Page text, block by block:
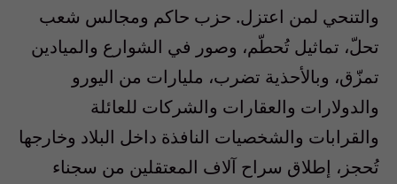
والتنحي لمن اعتزل. حزب حاكم ومجالس شعب
تحلّ، تماثيل تُحطّم، وصور في الشوارع والميادين
تمزّق، وبالأحذية تضرب، مليارات من اليورو
والدولارات والعقارات والشركات للعائلة
والقرابات والشخصيات النافذة داخل البلاد وخارجها
تُحجز، إطلاق سراح آلاف المعتقلين من سجناء